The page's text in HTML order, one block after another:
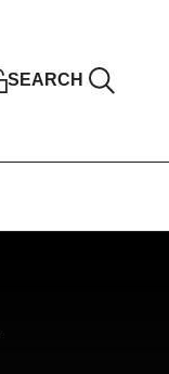
SEARCH